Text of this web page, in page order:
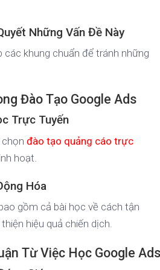
Những Vấn Đề Này
các khung chuẩn để tránh những
Đào Tạo Google Ads
Trực Tuyến
chọn đào tạo quảng cáo trực
hoạt.
Hóa
gồm cả bài học về cách tận
hiệu quả chiến dịch.
Từ Việc Học Google Ads